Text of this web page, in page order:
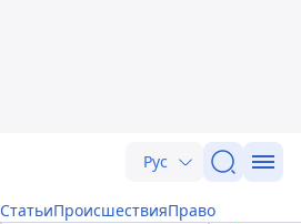
Рус
СтатьиПроисшествияПраво